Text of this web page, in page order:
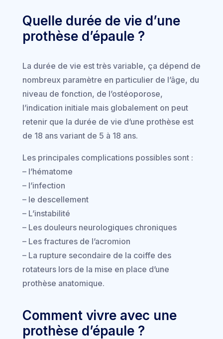
Quelle durée de vie d’une
prothèse d’épaule ?
La durée de vie est très variable, ça dépend de
nombreux paramètre en particulier de l’âge, du
niveau de fonction, de l’ostéoporose,
l’indication initiale mais globalement on peut
retenir que la durée de vie d’une prothèse est
de 18 ans variant de 5 à 18 ans.
Les principales complications possibles sont :
– l’hématome
– l’infection
– le descellement
– L’instabilité
– Les douleurs neurologiques chroniques
– Les fractures de l’acromion
– La rupture secondaire de la coiffe des
rotateurs lors de la mise en place d’une
prothèse anatomique.
Comment vivre avec une
prothèse d’épaule ?